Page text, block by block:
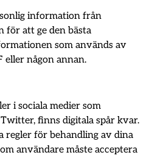
information från
för att ge den bästa
som används av
eller någon annan.
i sociala medier som
finns digitala spår kvar.
regler för behandling av dina
användare måste acceptera